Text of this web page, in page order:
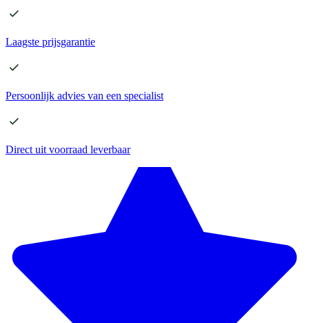
Laagste prijsgarantie
Persoonlijk advies van een specialist
Direct uit voorraad leverbaar